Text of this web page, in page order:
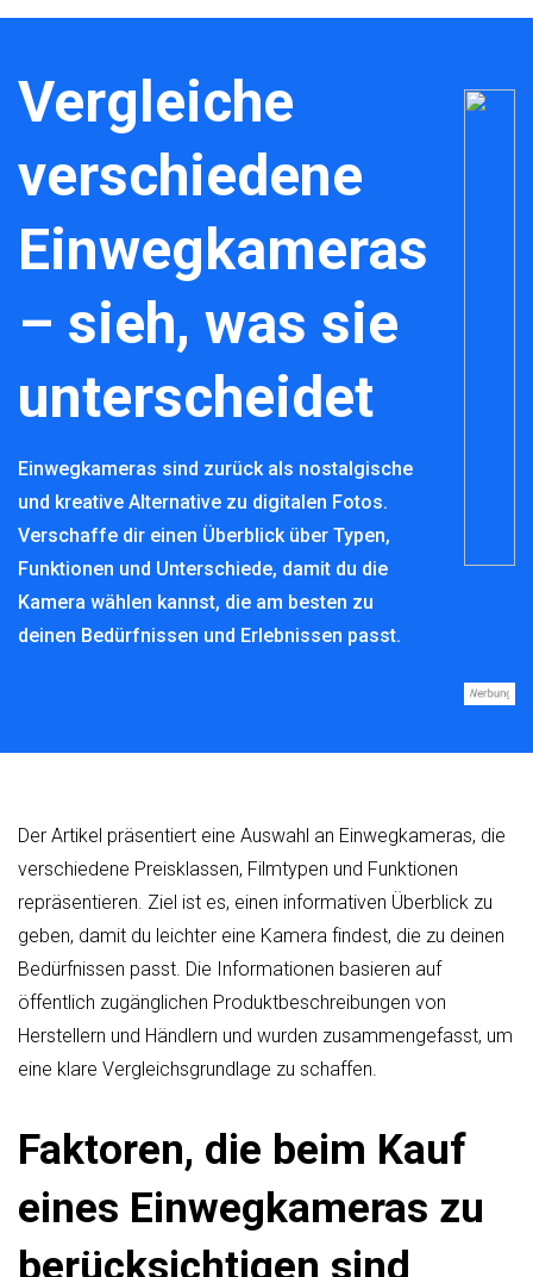
Vergleiche
verschiedene
Einwegkameras
– sieh, was sie
unterscheidet
Einwegkameras sind zurück als nostalgische
und kreative Alternative zu digitalen Fotos.
Verschaffe dir einen Überblick über Typen,
Funktionen und Unterschiede, damit du die
Kamera wählen kannst, die am besten zu
deinen Bedürfnissen und Erlebnissen passt.
Der Artikel präsentiert eine Auswahl an Einwegkameras, die
verschiedene Preisklassen, Filmtypen und Funktionen
repräsentieren. Ziel ist es, einen informativen Überblick zu
geben, damit du leichter eine Kamera findest, die zu deinen
Bedürfnissen passt. Die Informationen basieren auf
öffentlich zugänglichen Produktbeschreibungen von
Herstellern und Händlern und wurden zusammengefasst, um
eine klare Vergleichsgrundlage zu schaffen.
Faktoren, die beim Kauf
eines Einwegkameras zu
berücksichtigen sind